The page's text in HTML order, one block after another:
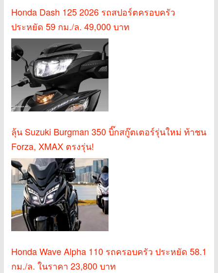
Honda Dash 125 2026 รถสปอร์ตครอบครัว
ประหยัด 59 กม./ล. 49,000 บาท
ลุ้น Suzuki Burgman 350 บิ๊กสกู๊ตเตอร์รุ่นใหม่ ท้าชน
Forza, XMAX ตรงรุ่น!
Honda Wave Alpha 110 รถครอบครัว ประหยัด 58.1
กม./ล. ในราคา 23,800 บาท